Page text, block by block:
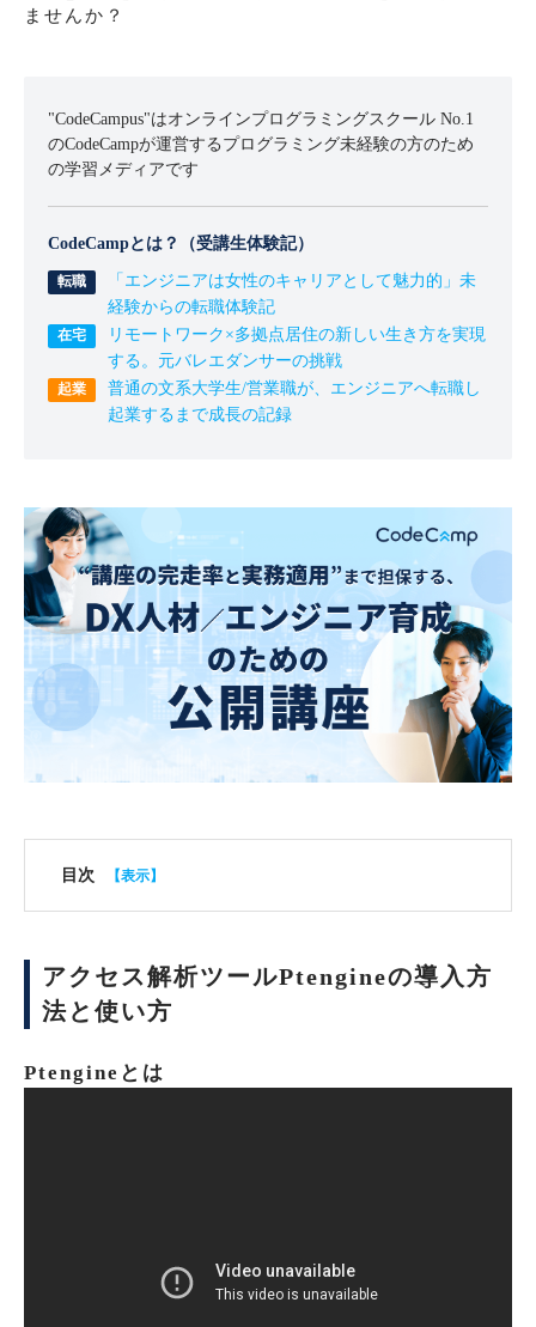
ませんか？
"CodeCampus"はオンラインプログラミングスクール No.1
のCodeCampが運営するプログラミング未経験の方のため
の学習メディアです
CodeCampとは？（受講生体験記）
「エンジニアは女性のキャリアとして魅力的」未
経験からの転職体験記
リモートワーク×多拠点居住の新しい生き方を実現
する。元バレエダンサーの挑戦
普通の文系大学生/営業職が、エンジニアへ転職し
起業するまで成長の記録
目次
アクセス解析ツールPtengineの導入方
法と使い方
Ptengineとは